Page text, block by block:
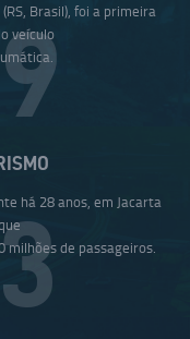
Brasil), foi a primeira
veículo
há 28 anos, em Jacarta
de passageiros.